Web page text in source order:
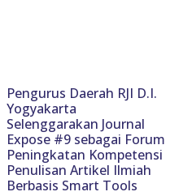
Pengurus Daerah RJI D.I.
Yogyakarta
Selenggarakan Journal
Expose #9 sebagai Forum
Peningkatan Kompetensi
Penulisan Artikel Ilmiah
Berbasis Smart Tools